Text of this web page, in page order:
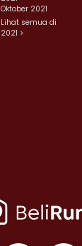
Oktober 2021
Lihat semua di
2021 >